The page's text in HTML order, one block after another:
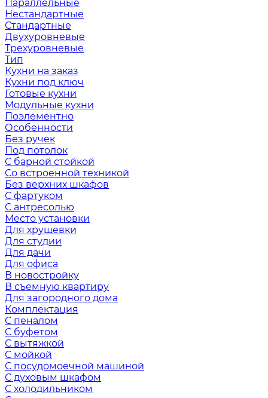
Параллельные
Нестандартные
Стандартные
Двухуровневые
Трехуровневые
Тип
Кухни на заказ
Кухни под ключ
Готовые кухни
Модульные кухни
Поэлементно
Особенности
Без ручек
Под потолок
С барной стойкой
Со встроенной техникой
Без верхних шкафов
С фартуком
С антресолью
Место установки
Для хрущевки
Для студии
Для дачи
Для офиса
В новостройку
В съемную квартиру
Для загородного дома
Комплектация
С пеналом
С буфетом
С вытяжкой
С мойкой
С посудомоечной машиной
С духовым шкафом
С холодильником